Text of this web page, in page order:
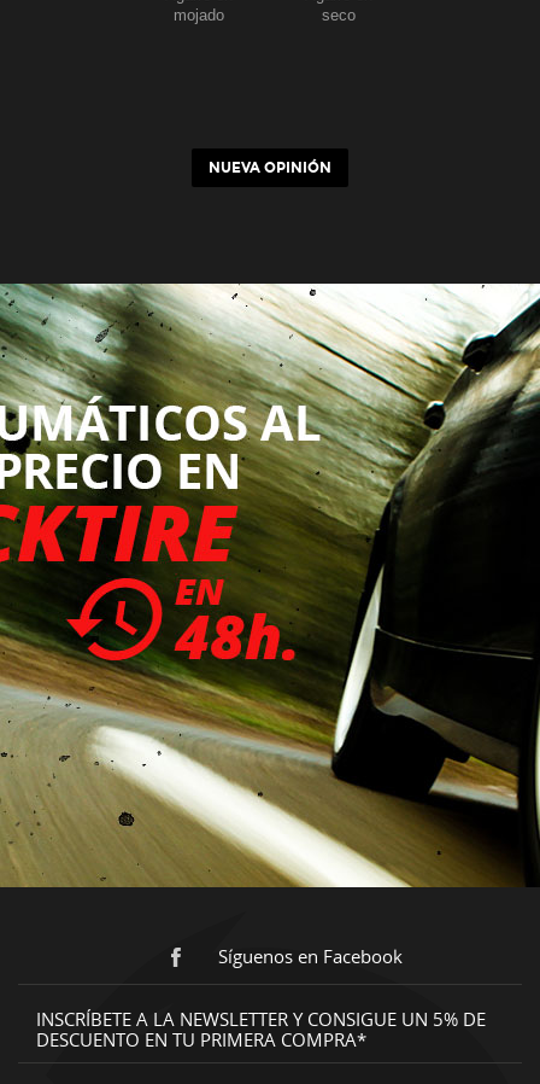
seco
mojado
NUEVA OPINIÓN
Síguenos en Facebook
INSCRÍBETE A LA NEWSLETTER Y CONSIGUE UN 5% DE
DESCUENTO EN TU PRIMERA COMPRA*